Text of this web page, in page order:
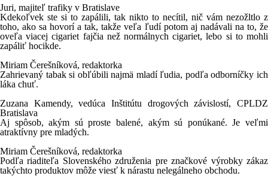
Juri, majiteľ trafiky v Bratislave
Kdekoľvek ste si to zapálili, tak nikto to necítil, nič vám nezožltlo z
toho, ako sa hovorí a tak, takže veľa ľudí potom aj nadávali na to, že
oveľa viacej cigariet fajčia než normálnych cigariet, lebo si to mohli
zapáliť hocikde.
Miriam Čerešníková, redaktorka
Zahrievaný tabak si obľúbili najmä mladí ľudia, podľa odborníčky ich
láka chuť.
Zuzana Kamendy, vedúca Inštitútu drogových závislostí, CPLDZ
Bratislava
Aj spôsob, akým sú proste balené, akým sú ponúkané. Je veľmi
atraktívny pre mladých.
Miriam Čerešníková, redaktorka
Podľa riaditeľa Slovenského združenia pre značkové výrobky zákaz
takýchto produktov môže viesť k nárastu nelegálneho obchodu.